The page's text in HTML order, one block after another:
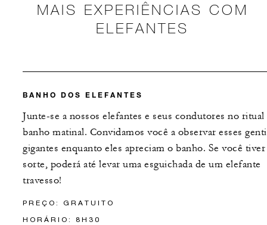
MAIS EXPERIÊNCIAS COM
ELEFANTES
BANHO DOS ELEFANTES
Junte-se a nossos elefantes e seus condutores no ritual
banho matinal. Convidamos você a observar esses
gigantes enquanto eles apreciam o banho. Se você tiver
sorte, poderá até levar uma esguichada de um elefante
travesso!
PREÇO: GRATUITO
HORÁRIO: 8H30